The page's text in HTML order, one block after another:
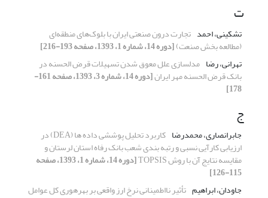
ت
تشکینی، احمد تجارت درون صنعتی ایران با بلوک‌های منطقه‌ای
(مطالعه بخش صنعت)[دوره 14، شماره 1، 1393، صفحه 193-216]
تهرانی، رضا مدلسازی علل معوق شدن تسهیلات قرض الحسنه در
بانک قرض الحسنه مهر ایران [دوره 14، شماره 3، 1393، صفحه 161-
178]
ج
جابرانصاری، محمدرضا کاربرد تحلیل پوششی داده ها (DEA) در
ارزیابی کارآیی نسبی و رتبه بندی شعب بانک رفاه استان لرستان و
مقایسه نتایج آن با روش TOPSIS [دوره 14، شماره 1، 1393، صفحه
115-126]
جاودان، ابراهیم تأثیر نااطمینانی نرخ ارز واقعی بر بهره‏وری کل عوامل